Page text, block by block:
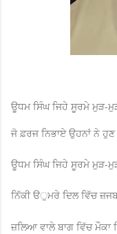
ਊਧਮ ਸਿੰਘ ਜਿਹੇ ਸੂਰਮੇ ਮੁੜ-
ਜੋ ਫ਼ਰਜ ਨਿਭਾਏ ਉਹਨਾਂ ਨੇ
ਊਧਮ ਸਿੰਘ ਜਿਹੇ ਸੂਰਮੇ ਮੁੜ-
ਨਿੱਕੀ ੳੁਮਰੇ ਦਿਲ ਵਿੱਚ
ਜ਼ਲਿਆ ਵਾਲੇ ਬਾਗ ਵਿੱਚ ਮੌਕਾ